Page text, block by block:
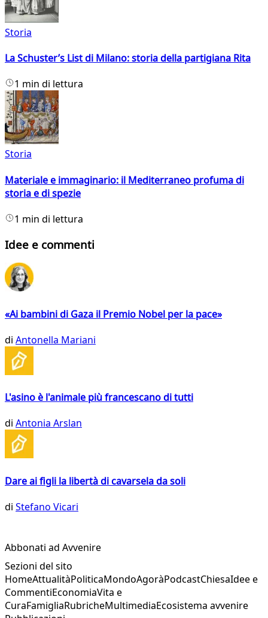
Storia
La Schuster’s List di Milano: storia della partigiana Rita
1 min di lettura
Storia
Materiale e immaginario: il Mediterraneo profuma di
storia e di spezie
1 min di lettura
Idee e commenti
«Ai bambini di Gaza il Premio Nobel per la pace»
di Antonella Mariani
L'asino è l'animale più francescano di tutti
di Antonia Arslan
Dare ai figli la libertà di cavarsela da soli
di Stefano Vicari
Abbonati ad Avvenire
Sezioni del sito
HomeAttualitàPoliticaMondoAgoràPodcastChiesaIdee e
CommentiEconomiaVita e
CuraFamigliaRubricheMultimediaEcosistema avvenire